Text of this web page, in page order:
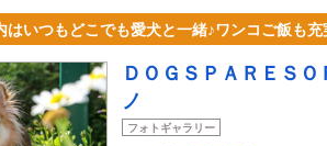
いつもどこでも愛犬と一緒♪ワンコご飯も充
ＤＯＧＳＰＡＲＥＳ
ノ
フォトギャラリー